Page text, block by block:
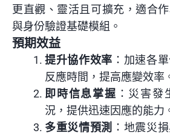
更直觀、靈活且可擴充，適合
與身份驗證基礎模組。
預期效益
提升協作效率 ：加速各
反應時間，提高應變效率
即時信息掌握 ：災害
況，提供迅速因應的能力
多重災情預測 ：地震災